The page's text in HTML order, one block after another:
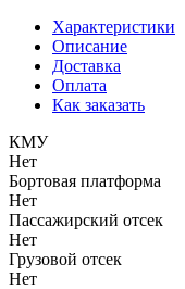
Характеристики
Описание
Доставка
Оплата
Как заказать
КМУ
Нет
Бортовая платформа
Нет
Пассажирский отсек
Нет
Грузовой отсек
Нет